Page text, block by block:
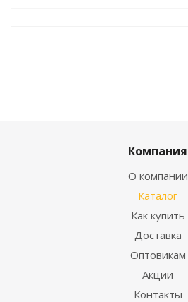
Компания
О компании
Каталог
Как купить
Доставка
Оптовикам
Акции
Контакты